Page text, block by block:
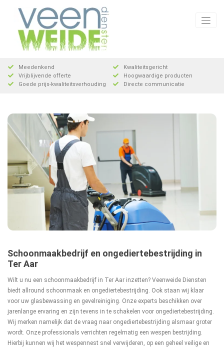
inhoud
Meedenkend
Kwaliteitsgericht
Vrijblijvende offerte
Hoogwaardige producten
Goede prijs-kwaliteitsverhouding
Directe communicatie
Schoonmaakbedrijf en ongediertebestrijding in
Ter Aar
Wilt u nu een schoonmaakbedrijf in Ter Aar inzetten? Veenweide Diensten
biedt allround schoonmaak en ongediertebestrijding. Ook staan wij klaar
voor uw glasbewassing en gevelreiniging. Onze experts beschikken over
jarenlange ervaring en zijn tevens in te schakelen voor ongediertebestrijding.
Wij merken namelijk dat de vraag naar ongediertebestrijding alsmaar groter
wordt. Onze professionals verrichten regelmatig een wespen bestrijding.
Hierbij kunnen wij het wespennest snel verwijderen, op een geheel veilige en